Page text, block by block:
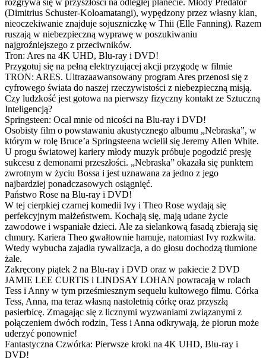
rozgrywa się w przyszłości na odległej planecie. Młody Predator
(Dimitrius Schuster-Koloamatangi), wypędzony przez własny klan,
nieoczekiwanie znajduje sojuszniczkę w Thii (Elle Fanning). Razem
ruszają w niebezpieczną wyprawę w poszukiwaniu
najgroźniejszego z przeciwników.
Tron: Ares na 4K UHD, Blu-ray i DVD!
Przygotuj się na pełną elektryzującej akcji przygodę w filmie
TRON: ARES. Ultrazaawansowany program Ares przenosi się z
cyfrowego świata do naszej rzeczywistości z niebezpieczną misją.
Czy ludzkość jest gotowa na pierwszy fizyczny kontakt ze Sztuczną
Inteligencją?
Springsteen: Ocal mnie od nicości na Blu-ray i DVD!
Osobisty film o powstawaniu akustycznego albumu „Nebraska”, w
którym w rolę Bruce’a Springsteena wcielił się Jeremy Allen White.
U progu światowej kariery młody muzyk próbuje pogodzić presję
sukcesu z demonami przeszłości. „Nebraska” okazała się punktem
zwrotnym w życiu Bossa i jest uznawana za jedno z jego
najbardziej ponadczasowych osiągnięć.
Państwo Rose na Blu-ray i DVD!
W tej cierpkiej czarnej komedii Ivy i Theo Rose wydają się
perfekcyjnym małżeństwem. Kochają się, mają udane życie
zawodowe i wspaniałe dzieci. Ale za sielankową fasadą zbierają się
chmury. Kariera Theo gwałtownie hamuje, natomiast Ivy rozkwita.
Wtedy wybucha zajadła rywalizacja, a do głosu dochodzą tłumione
żale.
Zakręcony piątek 2 na Blu-ray i DVD oraz w pakiecie 2 DVD
JAMIE LEE CURTIS i LINDSAY LOHAN powracają w rolach
Tess i Anny w tym prześmiesznym sequelu kultowego filmu. Córka
Tess, Anna, ma teraz własną nastoletnią córkę oraz przyszłą
pasierbicę. Zmagając się z licznymi wyzwaniami związanymi z
połączeniem dwóch rodzin, Tess i Anna odkrywają, że piorun może
uderzyć ponownie!
Fantastyczna Czwórka: Pierwsze kroki na 4K UHD, Blu-ray i
DVD!